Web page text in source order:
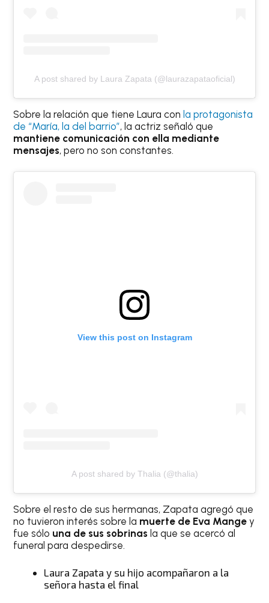
A post shared by Laura Zapata (@laurazapataoficial)
Sobre la relación que tiene Laura con la protagonista
de “María, la del barrio”, la actriz señaló que
mantiene comunicación con ella mediante
mensajes, pero no son constantes.
View this post on Instagram
A post shared by Thalia (@thalia)
Sobre el resto de sus hermanas, Zapata agregó que
no tuvieron interés sobre la muerte de Eva Mange y
fue sólo una de sus sobrinas la que se acercó al
funeral para despedirse.
Laura Zapata y su hijo acompañaron a la
señora hasta el final